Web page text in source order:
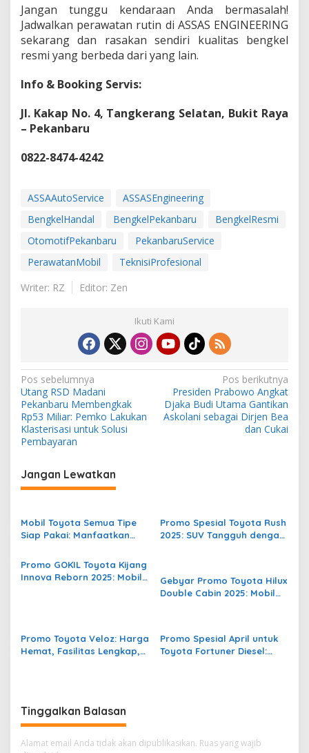
Jangan tunggu kendaraan Anda bermasalah!
Jadwalkan perawatan rutin di ASSAS ENGINEERING
sekarang dan rasakan sendiri kualitas bengkel
resmi yang berbeda dari yang lain.
Info & Booking Servis:
Jl. Kakap No. 4, Tangkerang Selatan, Bukit Raya
– Pekanbaru
0822-8474-4242
ASSAAutoService
ASSASEngineering
BengkelHandal
BengkelPekanbaru
BengkelResmi
OtomotifPekanbaru
PekanbaruService
PerawatanMobil
TeknisiProfesional
Writer: RZ
Editor: Zen
Ikuti Kami
N
a
v
i
a
i
p
o
s
Pos sebelumnya
Utang RSD Madani
Pekanbaru Membengkak
Rp53 Miliar: Pemko Lakukan
Klasterisasi untuk Solusi
Pembayaran
Pos berikutnya
Presiden Prabowo Angkat
Djaka Budi Utama Gantikan
Askolani sebagai Dirjen Bea
dan Cukai
Jangan Lewatkan
Mobil Toyota Semua Tipe
Siap Pakai: Manfaatkan
Promo Spesial Toyota Rush
2025: SUV Tangguh dengan
Promo GOKIL Toyota Kijang
Innova Reborn 2025: Mobil
Gebyar Promo Toyota Hilux
Double Cabin 2025: Mobil
Promo Toyota Veloz: Harga
Hemat, Fasilitas Lengkap,
Promo Spesial April untuk
Toyota Fortuner Diesel:
Tinggalkan Balasan
Alamat email Anda tidak akan dipublikasikan. Ruas yang wajib